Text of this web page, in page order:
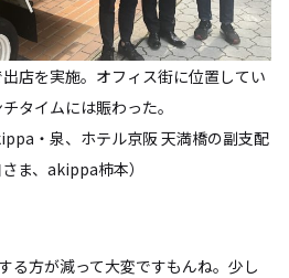
店を実施。オフィス街に位置してい
タイムには賑わった。
・泉、ホテル京阪 天満橋の副支配
ま、akippa柿本）
る方が減って大変ですもんね。少し